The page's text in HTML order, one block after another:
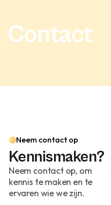
Contact
Neem contact op
Kennismaken?
Neem contact op, om
kennis te maken en te
ervaren wie we zijn.